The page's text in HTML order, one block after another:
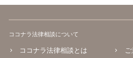
ココナラ法律相談について
ココナラ法律相談とは